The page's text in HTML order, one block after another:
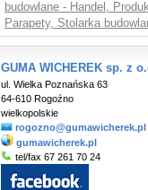
budowlane - Handel,
Parapety, Stolarka
GUMA WICHEREK sp. z
ul. Wielka Poznańska 63
64-610 Rogoźno
wielkopolskie
rogozno@gumawicherek.pl
gumawicherek.pl
tel/fax 67 261 70 24